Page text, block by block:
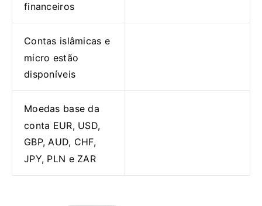
financeiros
Contas islâmicas e
micro estão
disponíveis
Moedas base da
conta EUR, USD,
GBP, AUD, CHF,
JPY, PLN e ZAR